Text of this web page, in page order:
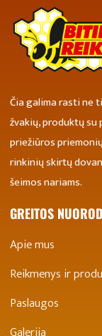
Čia galima rasti ne
žvakių, produktų su
priežiūros
rinkinių skirtų
šeimos nariams.
GREITOS
Apie mus
Reikmenys ir
Paslaugos